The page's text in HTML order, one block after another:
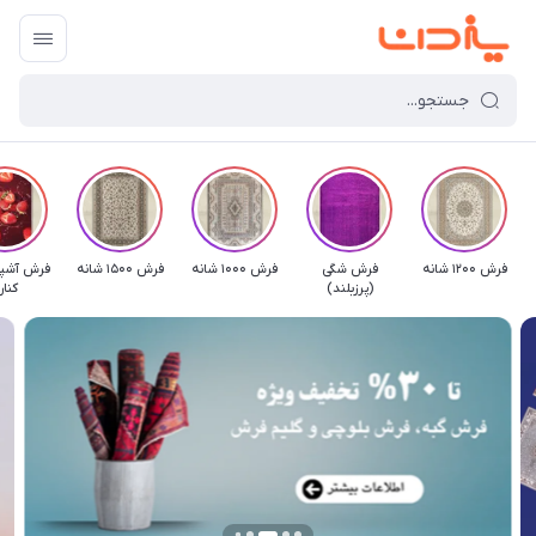
فرش 1200 شانه
فرش شگی
(پرزبلند)
فرش 1000 شانه فرش 1500 شانه
فرش